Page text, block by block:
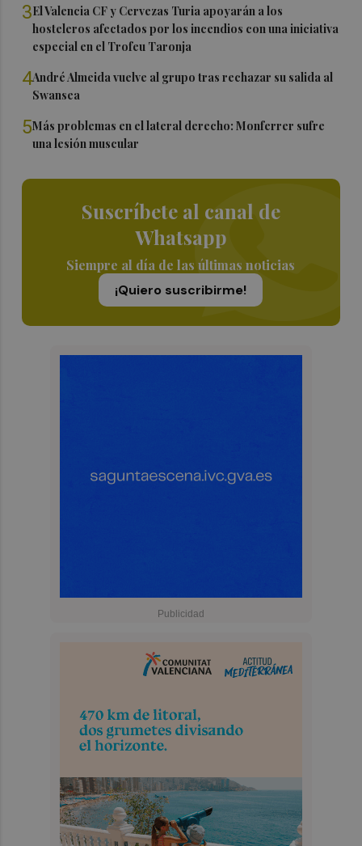
3El Valencia CF y Cervezas Turia apoyarán a los
hosteleros afectados por los incendios con una iniciativa
especial en el Trofeu Taronja
4André Almeida vuelve al grupo tras rechazar su salida al
Swansea
5Más problemas en el lateral derecho: Monferrer sufre
una lesión muscular
Suscríbete al canal de
Whatsapp
Siempre al día de las últimas noticias
¡Quiero suscribirme!